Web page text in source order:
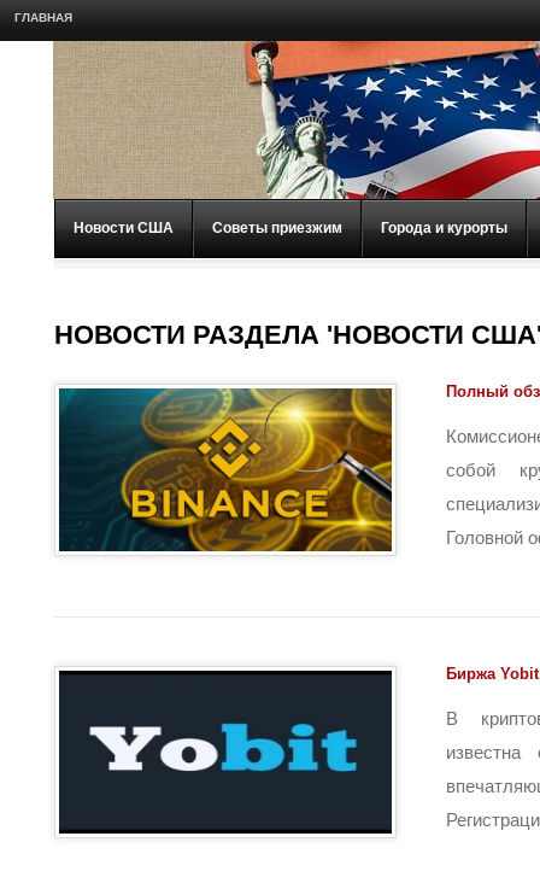
ГЛАВНАЯ
Новости США Советы приезжим Города и курорты
НОВОСТИ РАЗДЕЛА 'НОВОСТИ
Полный
собой
Головной
Биржа
В